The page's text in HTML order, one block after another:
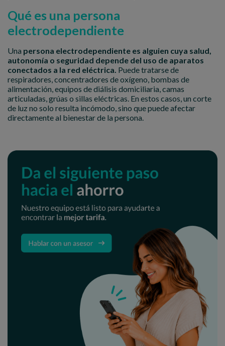
Qué es una persona
electrodependiente
Una persona electrodependiente es alguien cuya salud,
autonomía o seguridad depende del uso de aparatos
conectados a la red eléctrica. Puede tratarse de
respiradores, concentradores de oxígeno, bombas de
alimentación, equipos de diálisis domiciliaria, camas
articuladas, grúas o sillas eléctricas. En estos casos, un corte
de luz no solo resulta incómodo, sino que puede afectar
directamente al bienestar de la persona.